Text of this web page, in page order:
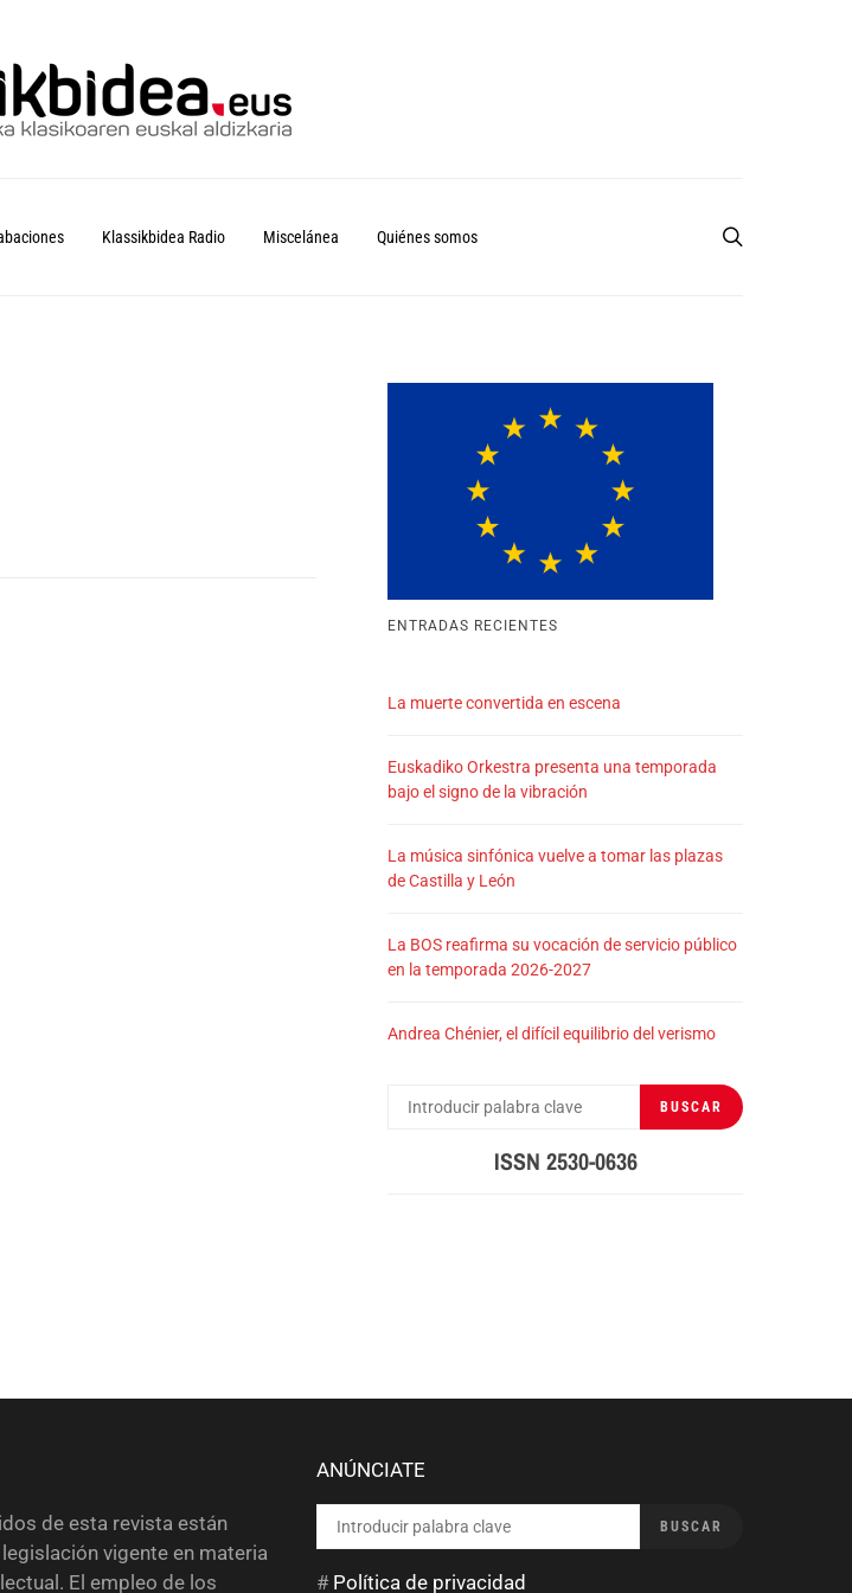
Klassikbidea Radio Miscelánea Quiénes somos
ENTRADAS RECIENTES
La muerte convertida en escena
Euskadiko Orkestra presenta una temporada
bajo el signo de la vibración
La música sinfónica vuelve a tomar las plazas
de Castilla y León
La BOS reafirma su vocación de servicio público
en la temporada 2026-2027
Andrea Chénier, el difícil equilibrio del verismo
POR:
BUSCAR
ISSN 2530-0636
de esta revista están
vigente en materia
El empleo de los
ANÚNCIATE
POR:
BUSCAR
# Política de privacidad